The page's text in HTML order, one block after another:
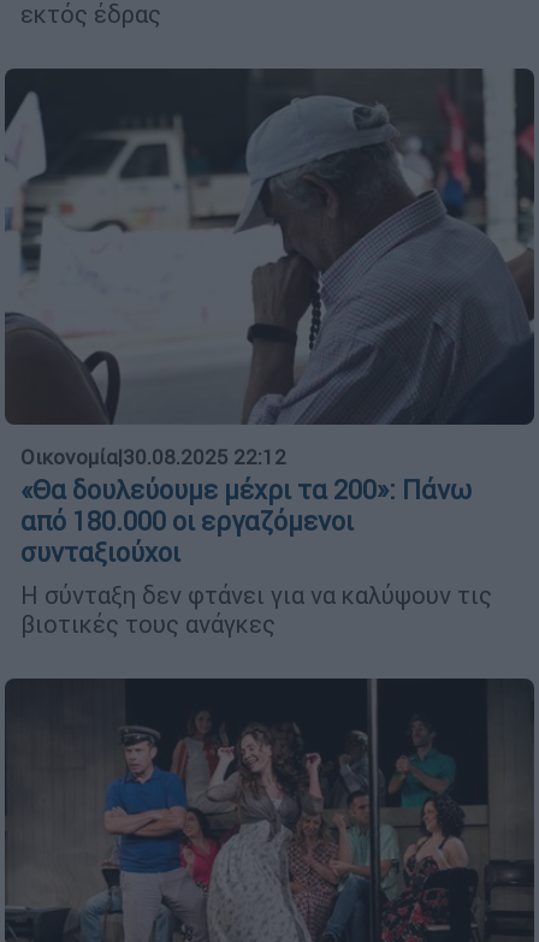
εκτός έδρας
Οικονομία|30.08.2025 22:12
«Θα δουλεύουμε μέχρι τα 200»: Πάνω
από 180.000 οι εργαζόμενοι
συνταξιούχοι
Η σύνταξη δεν φτάνει για να καλύψουν τις
βιοτικές τους ανάγκες